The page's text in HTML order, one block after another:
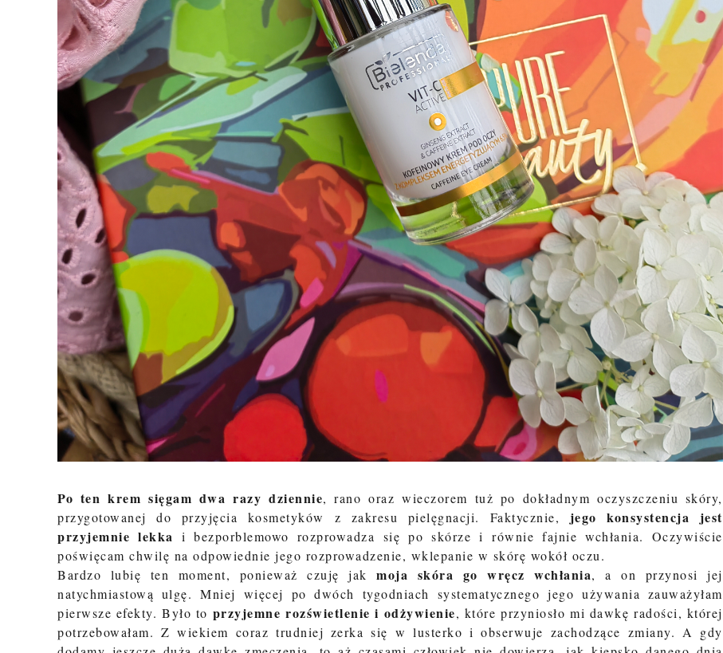
Po ten krem sięgam dwa razy dziennie, rano oraz wieczorem tuż po dokładnym oczyszczeniu skóry,
przygotowanej do przyjęcia kosmetyków z zakresu pielęgnacji. Faktycznie, jego konsystencja jest
przyjemnie lekka
i bezporblemowo rozprowadza się po skórze i równie fajnie wchłania. Oczywiście
poświęcam chwilę na odpowiednie jego rozprowadzenie, wklepanie w skórę wokół oczu.
Bardzo lubię ten moment, ponieważ czuję jakmoja skóra go wręcz wchłania, a on przynosi jej
natychmiastową ulgę. Mniej więcej po dwóch tygodniach systematycznego jego używania zauważyłam
pierwsze efekty. Było to przyjemne rozświetlenie i odżywienie, które przyniosło mi dawkę radości, której
potrzebowałam. Z wiekiem coraz trudniej zerka się w lusterko i obserwuje zachodzące zmiany. A gdy